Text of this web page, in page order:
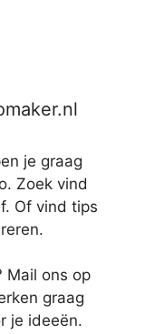
je graag
Zoek vind
Of vind tips
Mail ons op
graag
je ideeën.